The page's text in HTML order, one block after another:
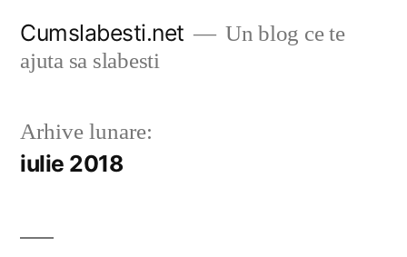
Cumslabesti.net
Un blog ce te
ajuta sa slabesti
Arhive lunare:
iulie 2018